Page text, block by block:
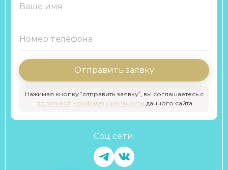
Отправить заявку
Нажимая кнопку “отправить заявку”, вы соглашаетесь с
политикой конфиденциальности данного сайта
Соц сети: